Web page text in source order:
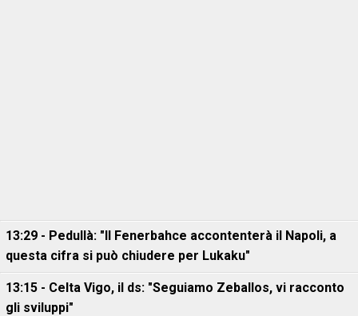
13:29 - Pedullà: "Il Fenerbahce accontenterà il Napoli, a
questa cifra si può chiudere per Lukaku"
13:15 - Celta Vigo, il ds: "Seguiamo Zeballos, vi racconto
gli sviluppi"